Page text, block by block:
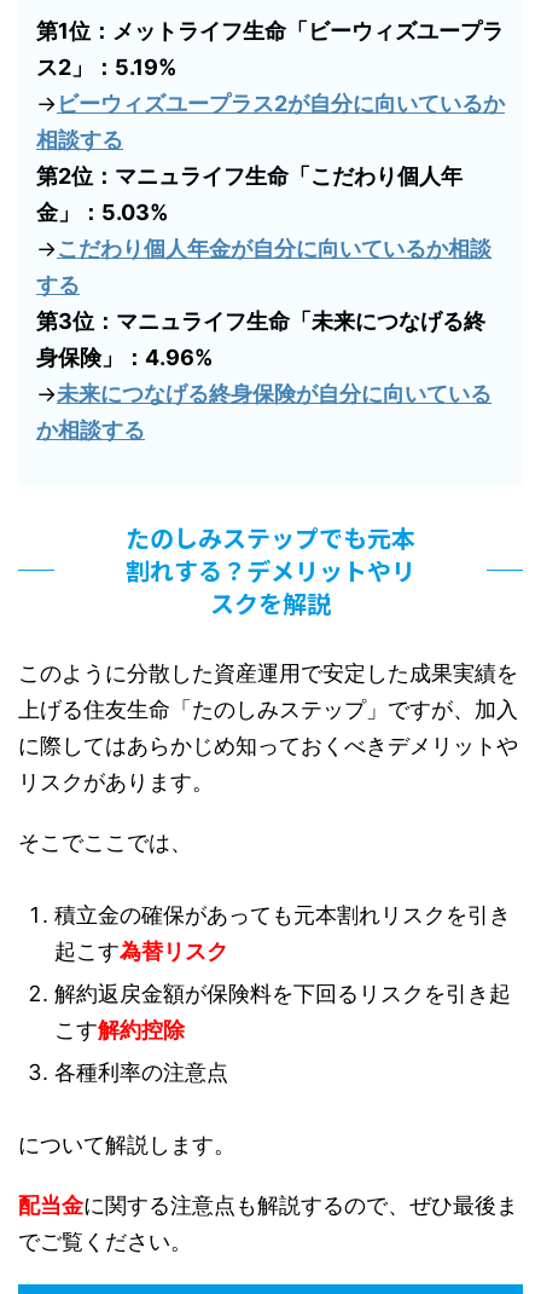
第1位：メットライフ生命「ビーウィズユープラ
ス2」：5.19%
→ビーウィズユープラス2が自分に向いているか
相談する
第2位：マニュライフ生命「こだわり個人年
金」：5.03%
→こだわり個人年金が自分に向いているか相談
する
第3位：マニュライフ生命「未来につなげる終
身保険」：4.96%
→未来につなげる終身保険が自分に向いている
か相談する
たのしみステップでも元本
割れする？デメリットやリ
スクを解説
このように分散した資産運用で安定した成果実績を
上げる住友生命「たのしみステップ」ですが、加入
に際してはあらかじめ知っておくべきデメリットや
リスクがあります。
そこでここでは、
積立金の確保があっても元本割れリスクを引き
起こす為替リスク
解約返戻金額が保険料を下回るリスクを引き起
こす解約控除
各種利率の注意点
について解説します。
配当金に関する注意点も解説するので、ぜひ最後ま
でご覧ください。